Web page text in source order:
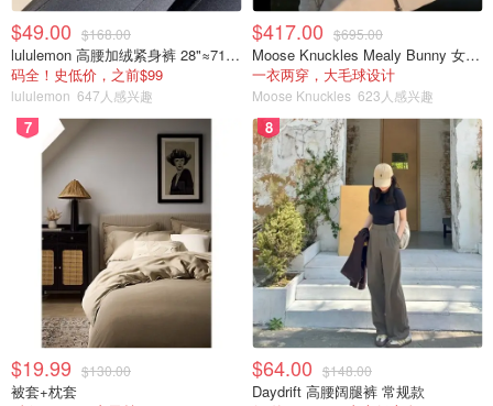
$49.00 $168.00
lululemon 高腰加绒紧身裤 28"≈71cm 5个口袋
码全！史低价，之前$99
lululemon 647人感兴趣
$417.00 $695.00
Moose Knuckles Mealy Bunny 女士双面穿连帽外套
一衣两穿，大毛球设计
Moose Knuckles 623人感兴趣
7
$19.99 $130.00
被套+枕套
8
$64.00 $148.00
Daydrift 高腰阔腿裤 常规款